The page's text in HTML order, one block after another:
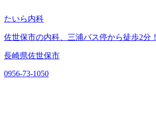
たいら内科
佐世保市の内科、三浦バス停から徒歩2分！
長崎県佐世保市
0956-73-1050